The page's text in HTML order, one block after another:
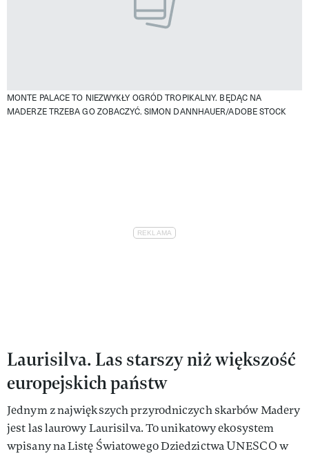
MONTE PALACE TO NIEZWYKŁY OGRÓD TROPIKALNY. BĘDĄC NA
MADERZE TRZEBA GO ZOBACZYĆ. SIMON DANNHAUER/ADOBE STOCK
Laurisilva. Las starszy niż większość
europejskich państw
Jednym z największych przyrodniczych skarbów Madery
jest las laurowy Laurisilva. To unikatowy ekosystem
wpisany na Listę Światowego Dziedzictwa UNESCO w